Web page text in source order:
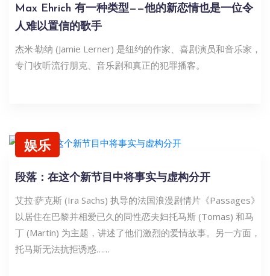
Max Ehrich 有一种类型——他的新恋情也是一位令
人难以置信的歌手
杰米·勒纳 (Jamie Lerner) 是纽约的作家、喜剧演员和音乐家，
专门收听流行朋克、音乐剧和真正的犯罪播客。
娱乐
段落：在这个新节目中将事实与虚构分开
艾拉·萨克斯 (Ira Sachs) 执导的法国浪漫剧情片《Passages》
以居住在巴黎并相爱已久的同性恋夫妇托马斯 (Tomas) 和马
丁 (Martin) 为主题，讲述了他们激烈的爱情故事。另一方面，
托马斯无法抗拒诱惑……